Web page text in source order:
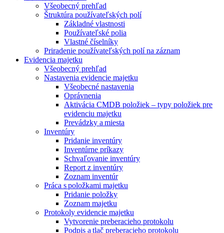
Všeobecný prehľad
Štruktúra používateľských polí
Základné vlastnosti
Používateľské polia
Vlastné číselníky
Priradenie používateľských polí na záznam
Evidencia majetku
Všeobecný prehľad
Nastavenia evidencie majetku
Všeobecné nastavenia
Oprávnenia
Aktivácia CMDB položiek – typy položiek pre
evidenciu majetku
Prevádzky a miesta
Inventúry
Pridanie inventúry
Inventúrne príkazy
Schvaľovanie inventúry
Report z inventúry
Zoznam inventúr
Práca s položkami majetku
Pridanie položky
Zoznam majetku
Protokoly evidencie majetku
Vytvorenie preberacieho protokolu
Podpis a tlač preberacieho protokolu